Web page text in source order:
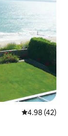
평점 4.98점(5
4.98 (42)